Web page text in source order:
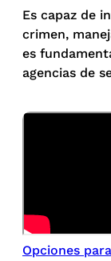
Es capaz de
crimen,
es
agencias de
Opciones